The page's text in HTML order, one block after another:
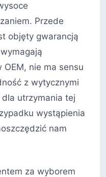
Przede
objęty gwarancją
nie ma sensu
z wytycznymi
utrzymania tej
wystąpienia
nam
za wyborem